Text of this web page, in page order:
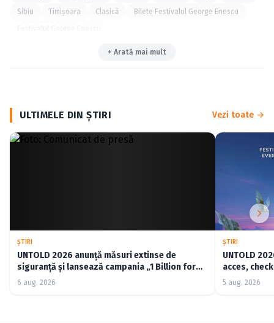
Sibiu
Timişoara Clasică
Bilete Festivalul George Enescu
+ Arată mai mult
ULTIMELE DIN ŞTIRI Vezi toate →
ŞTIRI
UNTOLD 2026 anunță măsuri extinse de
siguranță și lansează campania „1 Billion for
Good”
6 aug. 2026
ŞTIRI
UNTOLD
acces,
5 aug. 2026